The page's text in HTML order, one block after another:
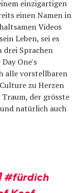
einzigartigen
einen Namen in
Videos
Leben, sei es
drei Sprachen
One's
alle vorstellbaren
zu Herzen
der grösste
natürlich auch
#fürdich